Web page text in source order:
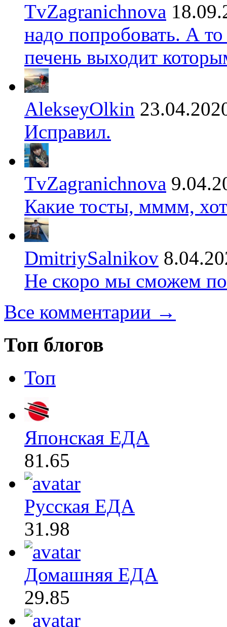
TvZagranichnova
надо попробовать. А
печень выходит
AlekseyOlkin
Исправил.
TvZagranichnova
Какие тосты, мммм,
DmitriySalnikov
Не скоро мы сможем
Все комментарии →
Топ блогов
Топ
Японская ЕДА
81.65
Русская ЕДА
31.98
Домашняя ЕДА
29.85